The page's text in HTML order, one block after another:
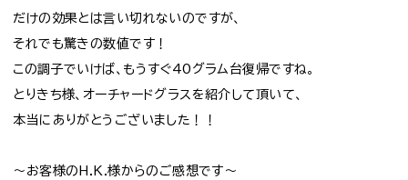
だけの効果とは言い切れないのですが、
それでも驚きの数値です！
この調子でいけば、もうすぐ40グラム台復帰ですね。
とりきち様、オーチャードグラスを紹介して頂いて、
本当にありがとうございました！！
～お客様のH.K.様からのご感想です～